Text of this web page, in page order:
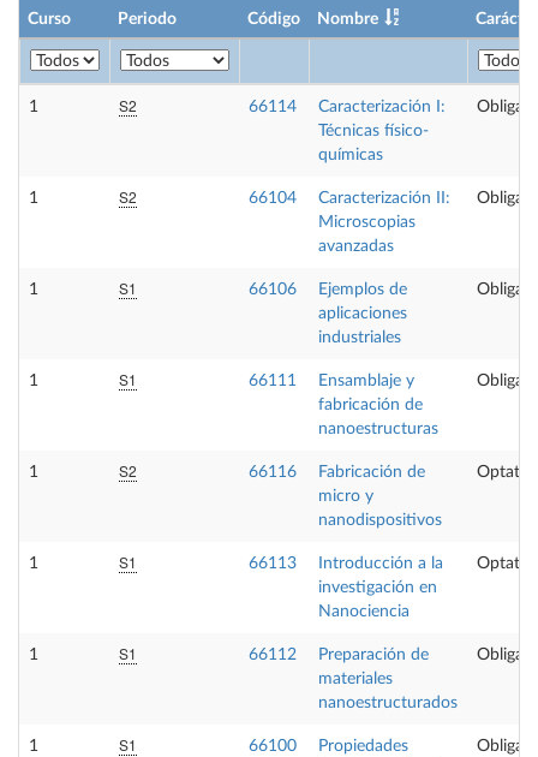
Curso Periodo Código Nombre Carácter
1 S2 66114
Caracterización I:
Técnicas físico-
químicas
1 S2 66104
Caracterización II:
Microscopias
avanzadas
1 S1 66106
Ejemplos de
aplicaciones
industriales
1 S1 66111
Ensamblaje y
fabricación de
nanoestructuras
1 S2 66116
Fabricación de
micro y
nanodispositivos
1 S1 66113
Introducción a la
investigación en
Nanociencia
1 S1 66112
Preparación de
materiales
nanoestructurados
1 S1 66100
Propiedades